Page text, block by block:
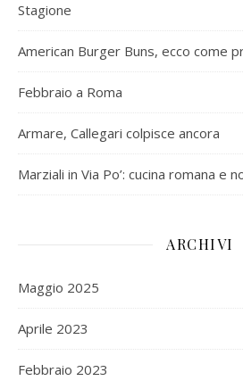
Stagione
American Burger Buns, ecco come
Febbraio a Roma
Armare, Callegari colpisce ancora
Marziali in Via Po’: cucina romana e
ARCHIVI
Maggio 2025
Aprile 2023
Febbraio 2023